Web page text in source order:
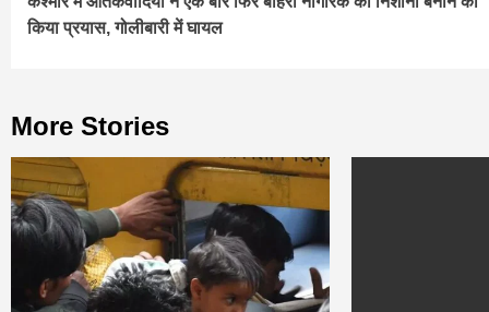
Reading
किया प्रयास, गोलीबारी में घायल
More Stories